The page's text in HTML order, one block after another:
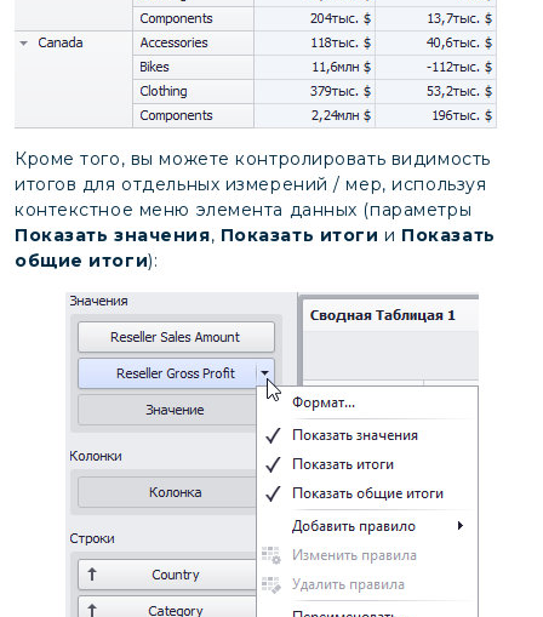
Кроме того, вы можете контролировать видимость
итогов для отдельных измерений / мер, используя
контекстное меню элемента данных (параметры
Показать значения, Показать итогии Показать
общие итоги):